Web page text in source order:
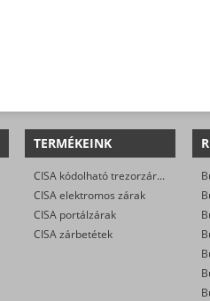
TERMÉKEINK
CISA kódolható trezorzárak
CISA elektromos zárak
CISA portálzárak
CISA zárbetétek